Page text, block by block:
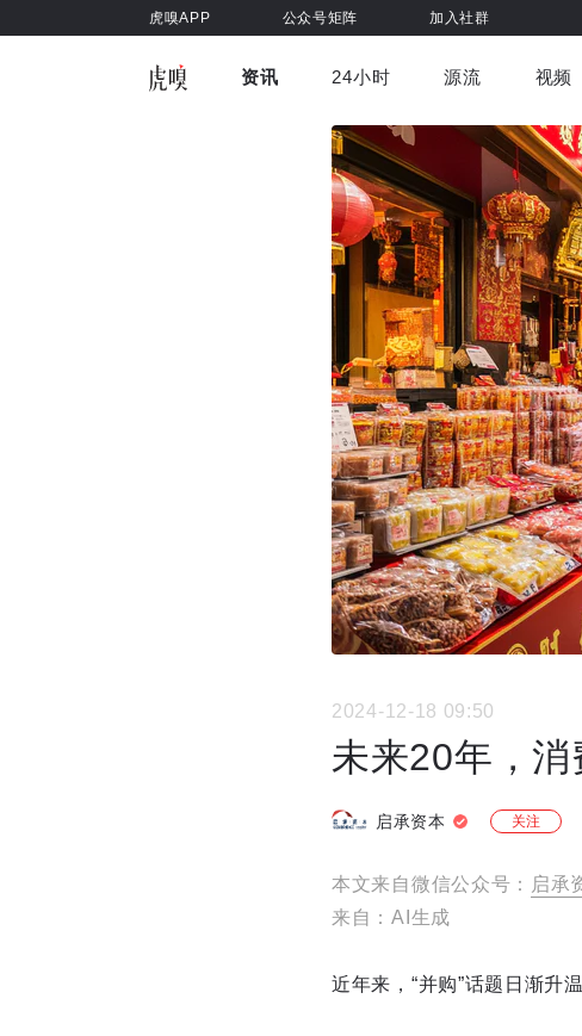
虎嗅APP 公众号矩阵 加入社群
资讯
前沿科技 车与
游戏娱乐 健康
24小时 源流 视频
虎嗅视界
2024-12-18 09:50
未来20年，消
启承资本 关注
本文来自微信公众号： 启承
来自：AI生成
近年来，“并购”话题日渐升